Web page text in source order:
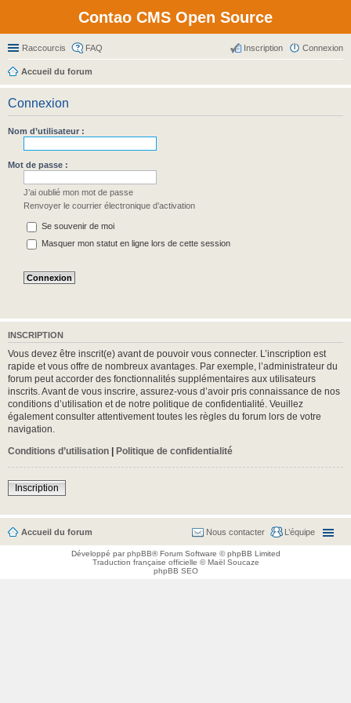
Contao CMS Open Source
Raccourcis FAQ Connexion
Inscription
Accueil du forum
Connexion
Nom d’utilisateur :
Mot de passe :
J’ai oublié mon mot de passe
Renvoyer le courrier électronique d’activation
Se souvenir de moi
Masquer mon statut en ligne lors de cette session
INSCRIPTION
Vous devez être inscrit(e) avant de pouvoir vous connecter. L’inscription est
rapide et vous offre de nombreux avantages. Par exemple, l’administrateur du
forum peut accorder des fonctionnalités supplémentaires aux utilisateurs
inscrits. Avant de vous inscrire, assurez-vous d’avoir pris connaissance de nos
conditions d’utilisation et de notre politique de confidentialité. Veuillez
également consulter attentivement toutes les règles du forum lors de votre
navigation.
Conditions d’utilisation | Politique de confidentialité
Inscription
Accueil du forum L’équipe
Nous contacter
Développé parphpBB® Forum Software © phpBB Limited
Traduction française officielle ©Maël Soucaze
phpBB SEO